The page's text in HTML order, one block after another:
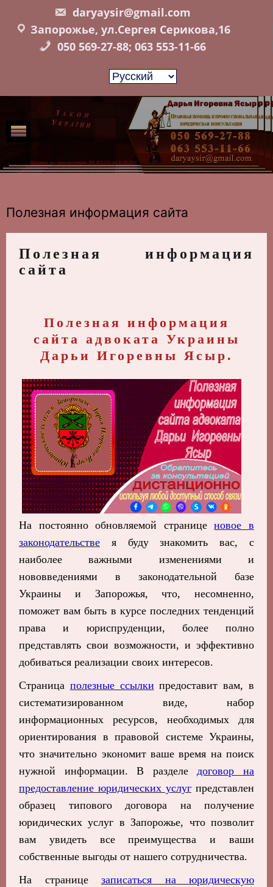
daryaysir@gmail.com
Запорожье, ул.Сергея Серикова,16
050 569-27-88; 063 553-11-66
Полезная информация сайта
Полезная информация
сайта
Полезная информация
сайта адвоката Украины
Дарьи Игоревны Ясыр.
На постоянно обновляемой страниценовое в
законодательстве я буду знакомить вас, с
наиболее важными изменениями и
нововведениями в законодательной базе
Украины и Запорожья, что, несомненно,
поможет вам быть в курсе последних тенденций
права и юриспруденции, более полно
представлять свои возможности, и эффективно
добиваться реализации своих интересов.
Страница полезные ссылки предоставит вам,в
систематизированном виде, набор
информационных ресурсов, необходимых для
ориентирования в правовой системе Украины,
что значительно экономит ваше время на поиск
нужной информации. В разделедоговор на
предоставление юридических услуг представлен
образец типового договора на получение
юридических услуг в Запорожье, что позволит
вам увидеть все преимущества и ваши
собственные выгоды от нашего сотрудничества.
На странице записаться на юридическую